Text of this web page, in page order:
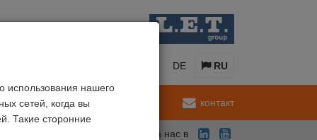
DE RU
контакт
Подпишитесь на нас в
использования нашего
сетей, когда вы
Такие сторонние